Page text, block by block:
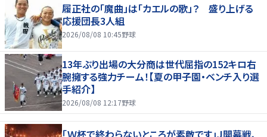
履正社の「魔曲」は「カエルの歌」？ 盛り上げる
応援団長3人組
2026/08/08 10:45野球
13年ぶり出場の大分商は世代屈指の152キロ右
腕擁する強力チーム！【夏の甲子園・ベンチ入り選
手紹介】
2026/08/08 12:17野球
「Ｗ杯で終わらないところが素敵です」Ｊ開幕戦、